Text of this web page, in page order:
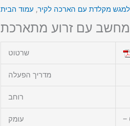
למגש מקלדת עם הארכה לקיר, עמוד הבית
עם זרוע מתארכת
שרטוט
מדריך הפעלה
רוחב
עומק –